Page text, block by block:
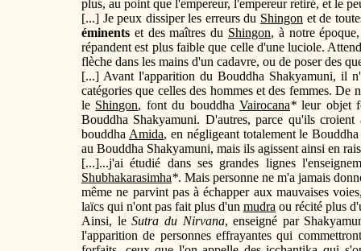
plus, au point que l'empereur, l'empereur retiré, et le
[...] Je peux dissiper les erreurs du Shingon et de
éminents et des maîtres du Shingon, à notre
répandent est plus faible que celle d'une luciole.
flèche dans les mains d'un cadavre, ou de poser des
[...] Avant l'apparition du Bouddha Shakyamuni, il
catégories que celles des hommes et des femmes. De
le Shingon, font du bouddhaVairocana* leur objet
Bouddha Shakyamuni. D'autres, parce qu'ils
bouddha Amida, en négligeant totalement le
au Bouddha Shakyamuni, mais ils agissent ainsi en
[...]...j'ai étudié dans ses grandes lignes
Shubhakarasimha*. Mais personne ne m'a jamais
même ne parvint pas à échapper aux mauvaises
laïcs qui n'ont pas fait plus d'un mudra ou récité plus
Ainsi, leSutra du Nirvana, enseigné par
l'apparition de personnes effrayantes qui